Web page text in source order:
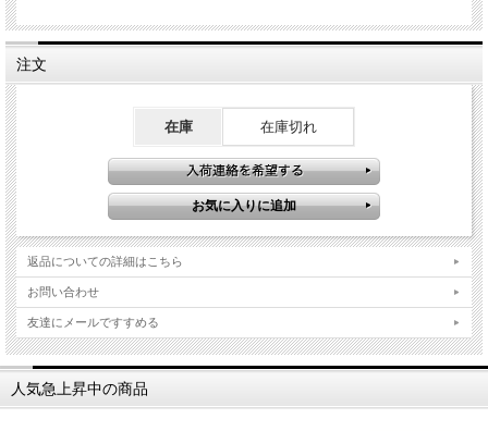
注文
在庫 在庫切れ
返品についての詳細はこちら
お問い合わせ
友達にメールですすめる
人気急上昇中の商品